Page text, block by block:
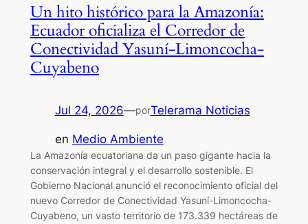
Un hito histórico para la Amazonía:
Ecuador oficializa el Corredor de
Conectividad Yasuní-Limoncocha-
Cuyabeno
Jul 24, 2026—porTelerama Noticias
en Medio Ambiente
La Amazonía ecuatoriana da un paso gigante hacia la
conservación integral y el desarrollo sostenible. El
Gobierno Nacional anunció el reconocimiento oficial del
nuevo Corredor de Conectividad Yasuní-Limoncocha-
Cuyabeno, un vasto territorio de 173.339 hectáreas de